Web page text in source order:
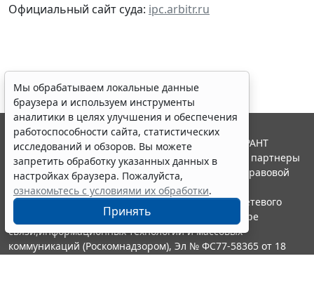
Официальный сайт суда: ipc.arbitr.ru
Мы обрабатываем локальные данные
браузера и используем инструменты
аналитики в целях улучшения и обеспечения
работоспособности сайта, статистических
исследований и обзоров. Вы можете
запретить обработку указанных данных в
настройках браузера. Пожалуйста,
ознакомьтесь с условиями их обработки.
Принять
© ООО "НПП "ГАРАНТ-СЕРВИС", 2026. Система ГАРАНТ
выпускается с 1990 года. Компания "Гарант" и ее партнеры
являются участниками Российской ассоциации правовой
информации ГАРАНТ.
Портал ГАРАНТ.РУ зарегистрирован в качестве сетевого
издания Федеральной службой по надзору в сфере
связи,информационных технологий и массовых
коммуникаций (Роскомнадзором), Эл № ФС77-58365 от 18